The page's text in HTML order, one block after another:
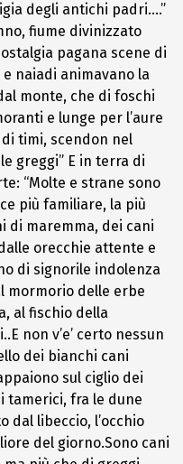
degli antichi padri….”
fiume divinizzato
pagana scene di
naiadi animavano la
monte, che di foschi
e lunge per l’aure
timi, scendon nel
greggi” E in terra di
“Molte e strane sono
più familiare, la più
di maremma, dei cani
orecchie attente e
di signorile indolenza
mormorio delle erbe
al fischio della
non v’e’ certo nessun
dei bianchi cani
sul ciglio dei
tamerici, fra le dune
dal libeccio, l’occhio
del giorno.Sono cani